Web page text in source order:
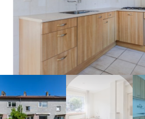
– Dennestraat 66,